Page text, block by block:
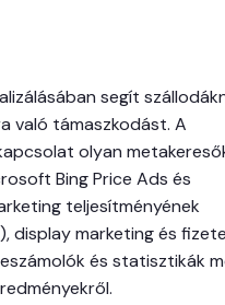
segít
való támaszkodást. A
olyan
Bing Price Ads és
teljesítményének
display marketing és
és statisztikák